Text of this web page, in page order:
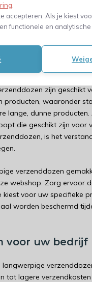
accepteren. Als je kiest
functionele en analytische
zijn deze dozen
betekent dat u ze
gebruiken?
zijn geschikt
producten, waaronder
lange, dunne producten.
die geschikt zijn voor
is het
verzenddozen
webshop. Zorg ervoor
voor uw specifieke
worden beschermd
voor uw bedrijf
langwerpige
tot lagere